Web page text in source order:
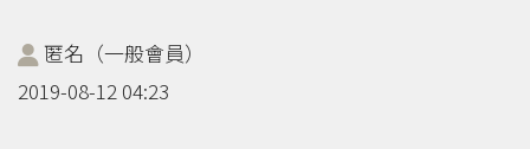
匿名（一般會員）
2019-08-12 04:23